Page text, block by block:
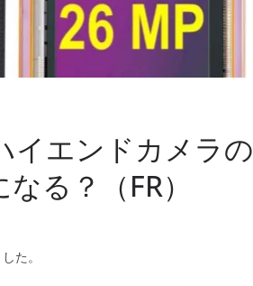
イエンドカメラの
る？（FR）
た。